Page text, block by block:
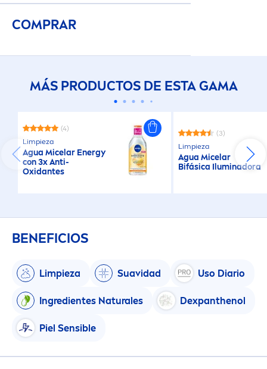
COMPRAR
MÁS PRODUCTOS DE ESTA GAMA
(4)
Limpieza
Agua Micelar Energy
con 3x Anti-
Oxidantes
(3)
Limpieza
Agua Micelar
Bifásica Iluminadora
BENEFICIOS
Limpieza Suavidad Uso Diario
Ingredientes Naturales Dexpanthenol
Piel Sensible